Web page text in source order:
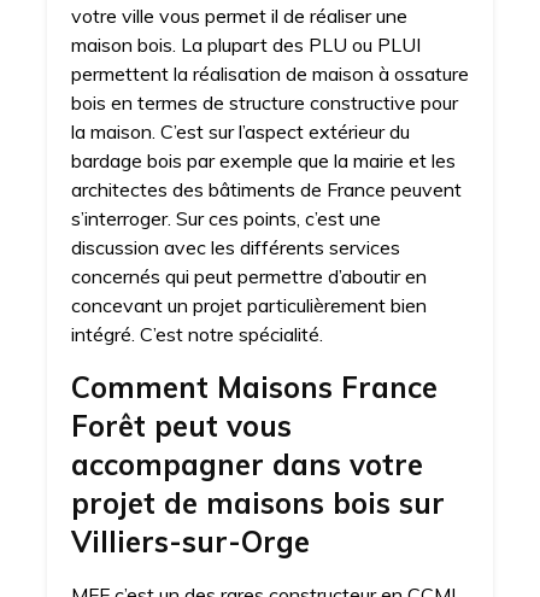
votre ville vous permet il de réaliser une
maison bois. La plupart des PLU ou PLUI
permettent la réalisation de maison à ossature
bois en termes de structure constructive pour
la maison. C’est sur l’aspect extérieur du
bardage bois par exemple que la mairie et les
architectes des bâtiments de France peuvent
s’interroger. Sur ces points, c’est une
discussion avec les différents services
concernés qui peut permettre d’aboutir en
concevant un projet particulièrement bien
intégré. C’est notre spécialité.
Comment Maisons France
Forêt peut vous
accompagner dans votre
projet de maisons bois sur
Villiers-sur-Orge